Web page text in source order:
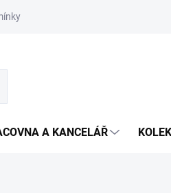
Podmínky ochrany osobních
A KANCELÁŘ